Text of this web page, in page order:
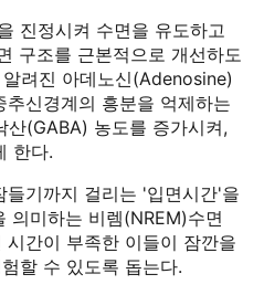
진정시켜 수면을 유도하고
구조를 근본적으로 개선하도
려진 아데노신(Adenosine)
추신경계의 흥분을 억제하는
산(GABA) 농도를 증가시켜,
한다.
기까지 걸리는 '입면시간'을
의미하는 비렘(NREM)수면
간이 부족한 이들이 잠깐을
할 수 있도록 돕는다.